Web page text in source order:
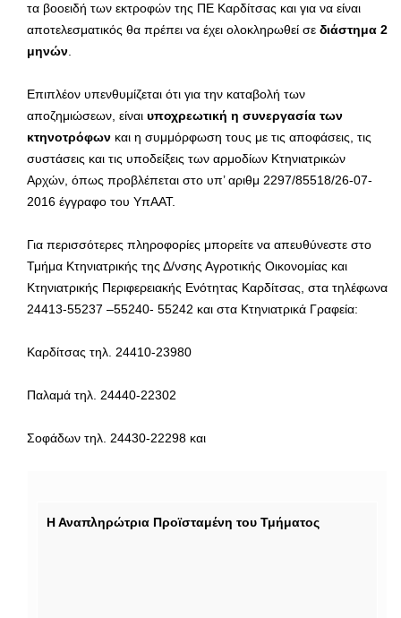
τα βοοειδή των εκτροφών της ΠΕ Καρδίτσας και για να είναι
αποτελεσματικός θα πρέπει να έχει ολοκληρωθεί σε διάστημα 2
μηνών.
Επιπλέον υπενθυμίζεται ότι για την καταβολή των
αποζημιώσεων, είναι υποχρεωτική η συνεργασία των
κτηνοτρόφων και η συμμόρφωση τους με τις αποφάσεις, τις
συστάσεις και τις υποδείξεις των αρμοδίων Κτηνιατρικών
Αρχών, όπως προβλέπεται στο υπ’ αριθμ 2297/85518/26-07-
2016 έγγραφο του ΥπΑΑΤ.
Για περισσότερες πληροφορίες μπορείτε να απευθύνεστε στο
Τμήμα Κτηνιατρικής της Δ/νσης Αγροτικής Οικονομίας και
Κτηνιατρικής Περιφερειακής Ενότητας Καρδίτσας, στα τηλέφωνα
24413-55237 –55240- 55242 και στα Κτηνιατρικά Γραφεία:
Καρδίτσας τηλ. 24410-23980
Παλαμά τηλ. 24440-22302
Σοφάδων τηλ. 24430-22298 και
Η Αναπληρώτρια Προϊσταμένη του Τμήματος